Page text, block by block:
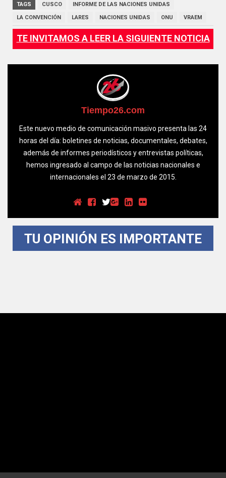
TAGS CUSCO
INFORME DE LAS NACIONES UNIDAS
LA CONVENCIÓN
LARES NACIONES UNIDAS ONU VRAEM
TE INVITAMOS A LEER LA SIGUIENTE NOTICIA
Tiempo26.com
Este nuevo medio de comunicación masivo presenta las 24
horas del día: boletines de noticias, documentales, debates,
además de informes periodísticos y entrevistas políticas,
hemos ingresado al campo de las noticias nacionales e
internacionales el 23 de marzo de 2015.
TU OPINIÓN ES IMPORTANTE